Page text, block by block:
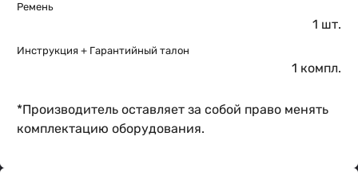
Ремень
1 шт.
Инструкция + Гарантийный талон
1 компл.
*Производитель оставляет за собой право менять
комплектацию оборудования.